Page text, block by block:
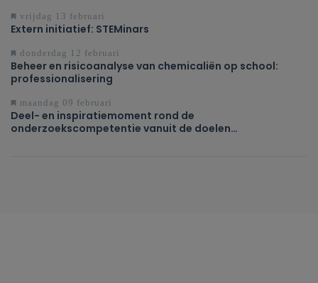
vrijdag 13 februari
Extern initiatief: STEMinars
donderdag 12 februari
Beheer en risicoanalyse van chemicaliën op school:
professionalisering
maandag 09 februari
Deel- en inspiratiemoment rond de
onderzoekscompetentie vanuit de doelen